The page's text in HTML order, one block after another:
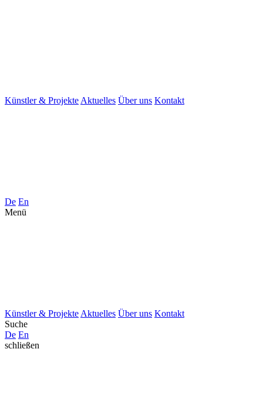
Künstler & Projekte Aktuelles Über uns Kontakt
De En
Menü
Künstler & Projekte Aktuelles Über uns Kontakt
Suche
De En
schließen